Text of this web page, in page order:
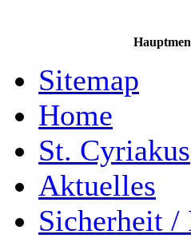
Sitemap
Home
St. Cyriakus
Aktuelles
Sicherheit /